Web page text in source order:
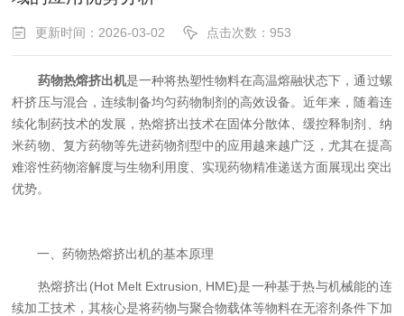
更新时间：2026-03-02 点击次数：953
药物热熔挤出机是一种将热塑性物料在高温熔融状态下，通过螺
杆挤压与混合，连续制备均匀药物制剂的高效设备。近年来，随着连
续化制药技术的发展，热熔挤出技术在固体分散体、缓控释制剂、纳
米药物、复方药物等先进药物剂型中的应用越来越广泛，尤其在提高
难溶性药物溶解度与生物利用度、实现药物精准递送方面展现出突出
优势。
一、药物热熔挤出机的基本原理
热熔挤出(Hot Melt Extrusion, HME)是一种基于热与机械能的连
续加工技术，其核心是将药物与聚合物载体等物料在无溶剂条件下加